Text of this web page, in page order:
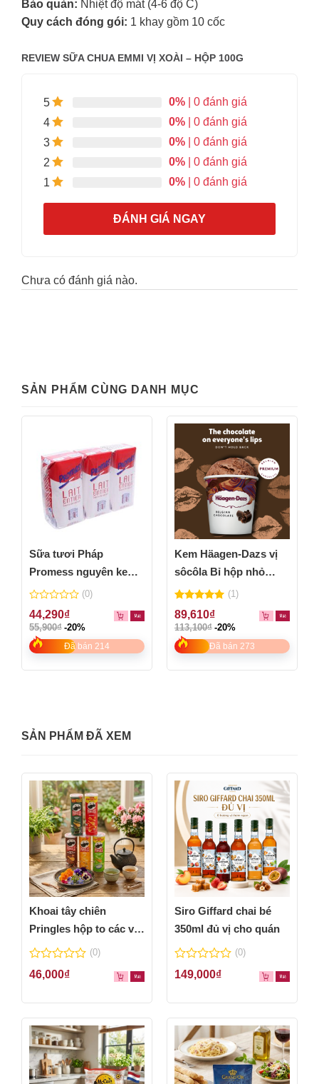
Bảo quản: Nhiệt độ mát (4-6 độ C)
Quy cách đóng gói: 1 khay gồm 10 cốc
REVIEW SỮA CHUA EMMI VỊ XOÀI – HỘP 100G
5 0% | 0 đánh giá
4
0% | 0 đánh giá
3
0% | 0 đánh giá
2
0% | 0 đánh giá
1
0% | 0 đánh giá
ĐÁNH GIÁ NGAY
Chưa có đánh giá nào.
SẢN PHẨM CÙNG DANH MỤC
Sữa tươi Pháp
Promess nguyên kem
200ml – lốc 3 hộp
0
out
of
5
(0)
44,290₫
55,900₫ -20%
Đã bán 214
Kem Häagen-Dazs vị
sôcôla Bỉ hộp nhỏ
100ml
5.00out of
5
(1)
89,610₫
113,100₫ -20%
Đã bán 273
SẢN PHẨM ĐÃ XEM
Khoai tây chiên
Pringles hộp to các vị
thơm ngon
0
out
5
(0)
46,000₫
Siro Giffard chai bé
350ml đủ vị cho quán
0
out
5
(0)
149,000₫